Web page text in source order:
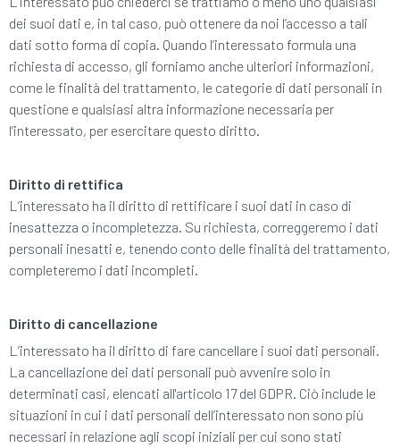
dei suoi dati e, in tal caso, può ottenere da noi l’accesso a tali
dati sotto forma di copia. Quando l’interessato formula una
richiesta di accesso, gli forniamo anche ulteriori informazioni,
come le finalità del trattamento, le categorie di dati personali in
questione e qualsiasi altra informazione necessaria per
l’interessato, per esercitare questo diritto.
Diritto di rettifica
L’interessato ha il diritto di rettificare i suoi dati in caso di
inesattezza o incompletezza. Su richiesta, correggeremo i dati
personali inesatti e, tenendo conto delle finalità del trattamento,
completeremo i dati incompleti.
Diritto di cancellazione
L’interessato ha il diritto di fare cancellare i suoi dati personali.
La cancellazione dei dati personali può avvenire solo in
determinati casi, elencati all'articolo 17 del GDPR. Ciò include le
situazioni in cui i dati personali dell’interessato non sono più
necessari in relazione agli scopi iniziali per cui sono stati